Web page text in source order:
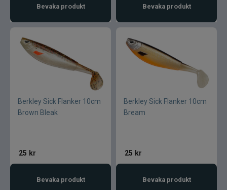
Bevaka produkt Bevaka produkt
Berkley Sick Flanker 10cm
Brown Bleak
25 kr
Bevaka produkt
Berkley Sick Flanker 10cm
Bream
25 kr
Bevaka produkt